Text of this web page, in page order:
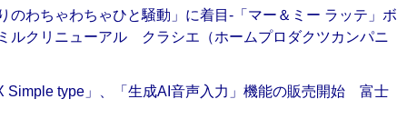
のわちゃわちゃひと騒動」に着目‐「マー＆ミー ラッテ」ボ
ルクリニューアル クラシエ（ホームプロダクツカンパニ
Simple type」、「生成AI音声入力」機能の販売開始 富士